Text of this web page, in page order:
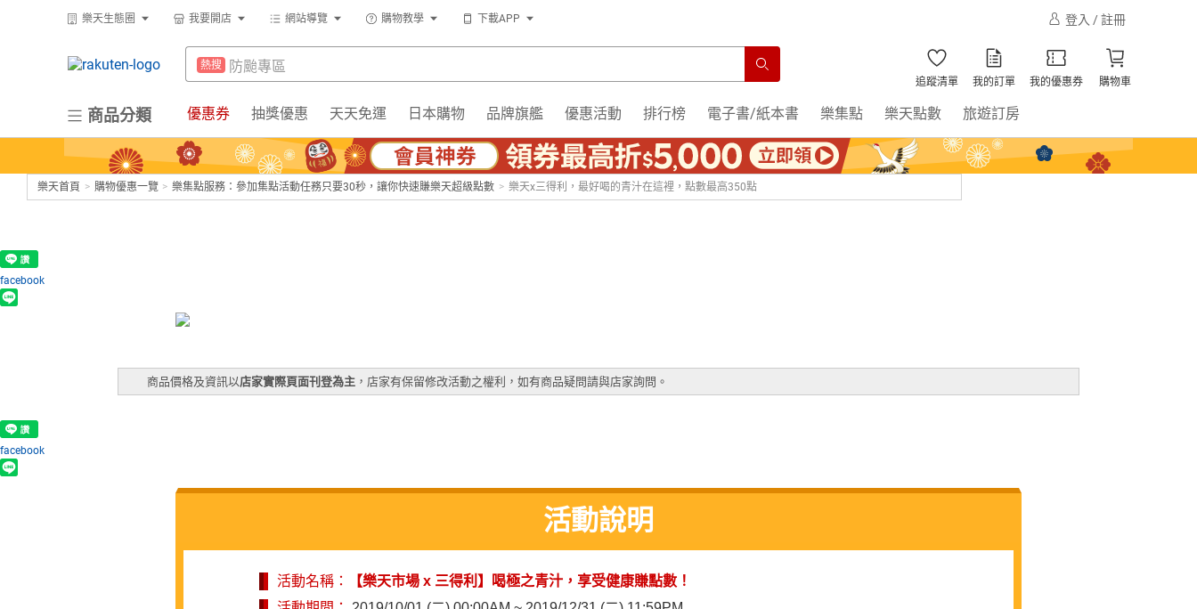
樂天生態圈 我要開店 網站導覽 購物教學 下載APP 登入 / 註冊
熱搜 防颱專區
299超取免運
熱搜 賺點樂翻天
熱搜 床架
熱搜 熱門飯店推薦
追蹤清單 我的訂單 我的優惠券 購物車
商品分類 優惠券 抽獎優惠 天天免運 日本購物 品牌旗艦 優惠活動 排行榜 電子書/紙本書 樂集點 樂天點數 旅遊訂房
299超取免運
熱搜 賺點樂翻天
熱搜 床架
熱搜 吹風機
熱搜 微波爐
熱搜 電子閱讀器
樂天首頁 > 購物優惠一覽 > 樂集點服務：參加集點活動任務只要30秒，讓你快速賺樂天超級點數 > 樂天x三得利，最好喝的青汁在這裡，點數最高350點
facebook
商品價格及資訊以店家實際頁面刊登為主 ，店家有保留修改活動之權利，如有商品疑問請與店家詢問。
facebook
活動說明
活動名稱：
【樂天市場 x 三得利】喝極之青汁，享受健康賺點數！